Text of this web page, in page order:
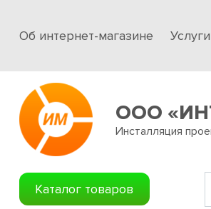
Об интернет-магазине Услуги
ООО
Инсталляция
Каталог товаров